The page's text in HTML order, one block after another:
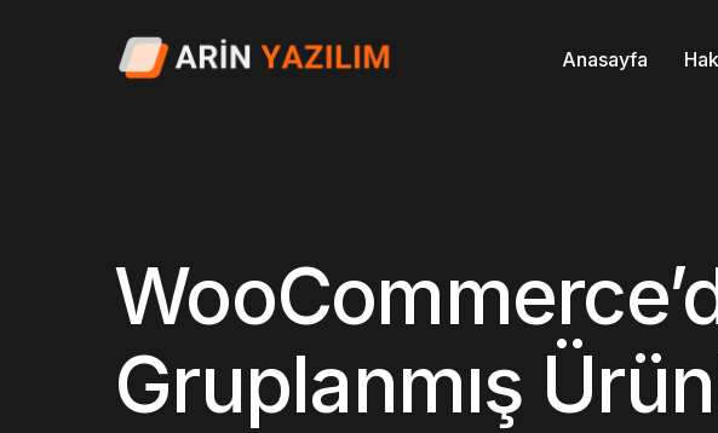
Anasayfa
Gruplanmış